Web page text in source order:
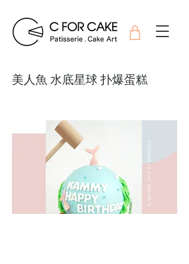
美人魚 水底星球 扑爆蛋糕